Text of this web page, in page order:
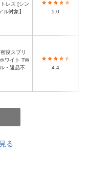
ル対象】
5.0
ワイト TW
・返品不
4.4
る